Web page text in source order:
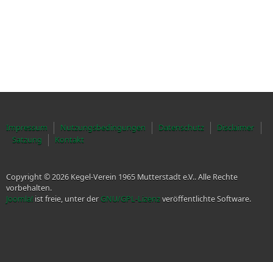
Impressum Nutzungsbedingungen Datenschutz
Disclaimer
Satzung
Kontakt
Copyright © 2026 Kegel-Verein 1965 Mutterstadt e.V.. Alle Rechte
vorbehalten.
Joomla! ist freie, unter der GNU/GPL-Lizenzveröffentlichte Software.